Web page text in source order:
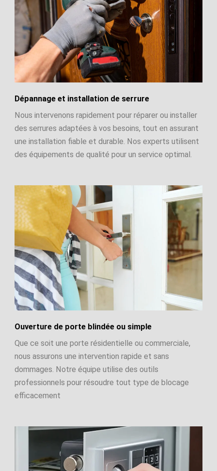
Dépannage et installation de serrure
Nous intervenons rapidement pour réparer ou installer
des serrures adaptées à vos besoins, tout en assurant
une installation fiable et durable. Nos experts utilisent
des équipements de qualité pour un service optimal.
Ouverture de porte blindée ou simple
Que ce soit une porte résidentielle ou commerciale,
nous assurons une intervention rapide et sans
dommages. Notre équipe utilise des outils
professionnels pour résoudre tout type de blocage
efficacement